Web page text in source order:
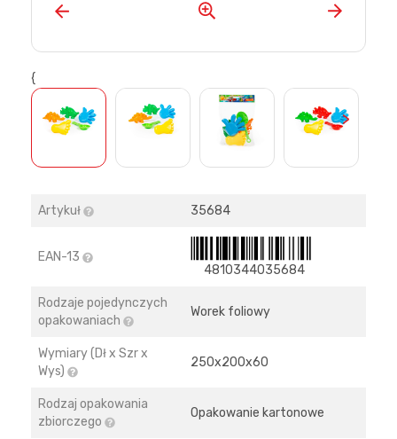
{
>
Artykuł 35684
EAN-13
4810344035684
Rodzaje pojedynczych
opakowaniach
Worek foliowy
Wymiary (Dł x Szr x
Wys)
250х200х60
Rodzaj opakowania
zbiorczego
Opakowanie kartonowe